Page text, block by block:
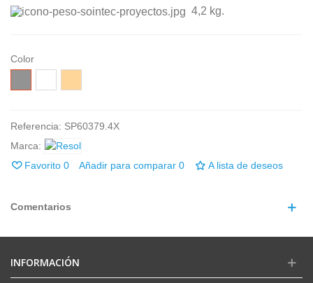
4,2 kg.
Color
Referencia: SP60379.4X
Marca:
Favorito 0 Añadir para comparar 0 A lista de deseos
Comentarios
INFORMACIÓN